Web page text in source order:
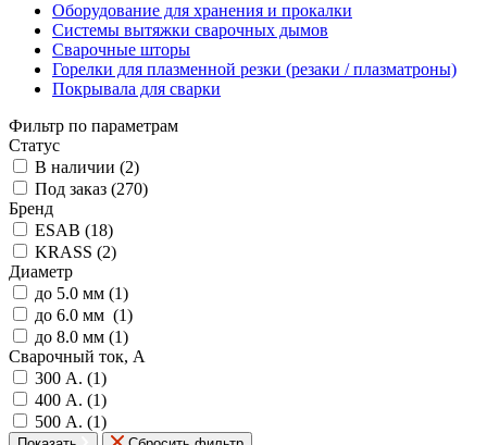
Оборудование для хранения и прокалки
Системы вытяжки сварочных дымов
Сварочные шторы
Горелки для плазменной резки (резаки / плазматроны)
Покрывала для сварки
Фильтр по параметрам
Статус
В наличии (2)
Под заказ (270)
Бренд
ESAB (18)
KRASS (2)
Диаметр
до 5.0 мм (1)
до 6.0 мм (1)
до 8.0 мм (1)
Сварочный ток, А
300 А. (1)
400 А. (1)
500 А. (1)